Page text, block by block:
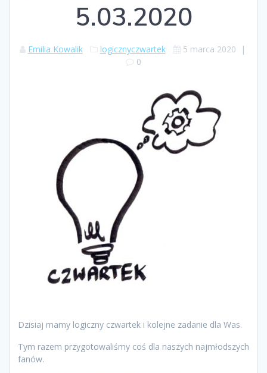
5.03.2020
Emilia Kowalik logicznyczwartek 5 marca 2020 |
0
Dzisiaj mamy logiczny czwartek i kolejne zadanie dla Was.
Tym razem przygotowaliśmy coś dla naszych najmłodszych
fanów.